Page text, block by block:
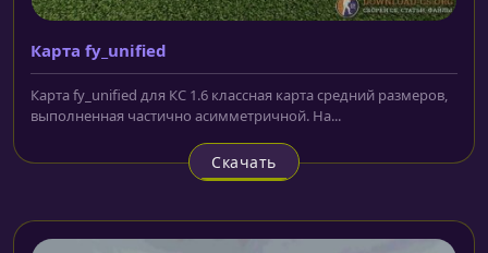
Карта fy_unified
Карта fy_unified для КС 1.6 классная карта средний размеров,
выполненная частично асимметричной. На...
Скачать